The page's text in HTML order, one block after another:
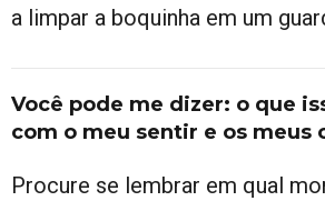
a limpar a boquinha em um
Você pode me dizer: o que
com o meu sentir e os meus
Procure se lembrar em qual